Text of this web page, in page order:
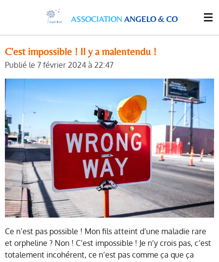
contenu
ASSOCIATION ANGELO & CO
C'est impossible ! Il y a malentendu !
Publié le 7 février 2024 à 22:47
Ce n’est pas possible ! Mon fils atteint d’une maladie rare
et orpheline ? Non ! C’est impossible ! Je n’y crois pas, c’est
totalement incohérent, ce n’est pas comme ça que ça